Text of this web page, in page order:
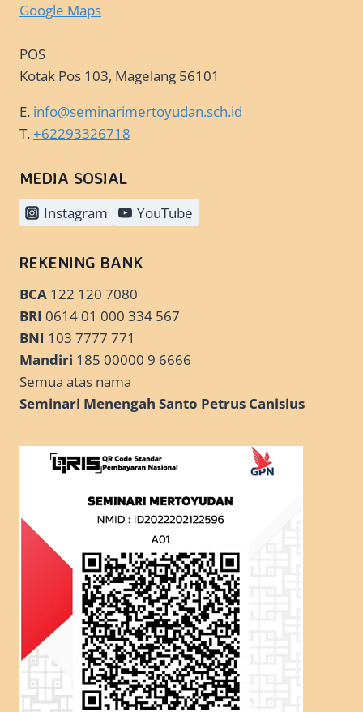
Google Maps
POS
Kotak Pos 103, Magelang 56101
E. info@seminarimertoyudan.sch.id
T.+62293326718
MEDIA SOSIAL
Instagram YouTube
REKENING BANK
BCA 122 120 7080
BRI 0614 01 000 334 567
BNI 103 7777 771
Mandiri 185 00000 9 6666
Semua atas nama
Seminari Menengah Santo Petrus Canisius